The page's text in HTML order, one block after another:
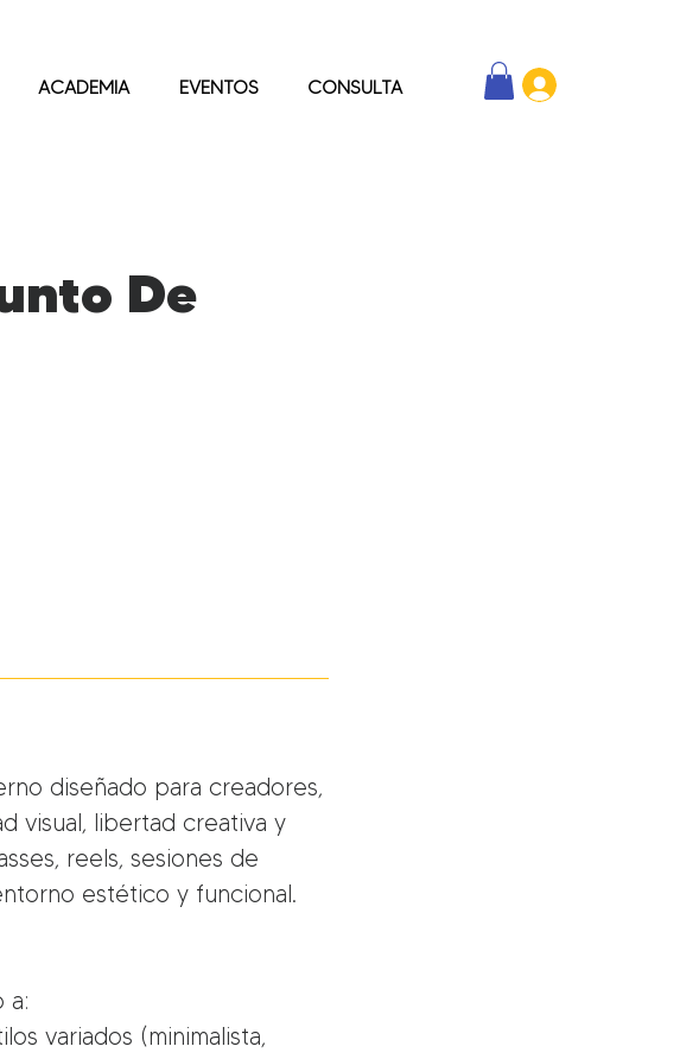
ACADEMIA EVENTOS CONSULTA
De
diseñado para creadores,
visual, libertad creativa y
reels, sesiones de
estético y funcional.
a:
variados (minimalista,